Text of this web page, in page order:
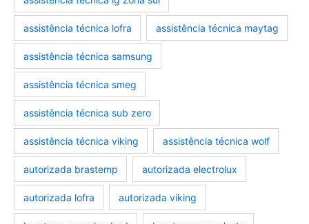
assistência técnica lofra assistência técnica maytag
assistência técnica samsung
assistência técnica smeg
assistência técnica sub zero
assistência técnica viking assistência técnica wolf
autorizada brastemp autorizada electrolux
autorizada lofra autorizada viking